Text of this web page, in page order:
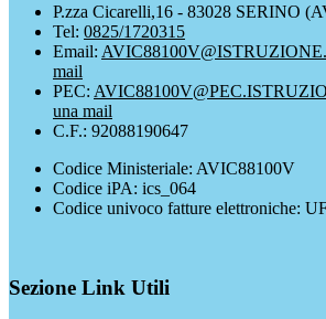
P.zza Cicarelli,16 - 83028 SERINO
Tel: 0825/1720315
Email:
mail
PEC:
una mail
C.F.: 92088190647
Codice Ministeriale: AVIC88100V
Codice iPA: ics_064
Codice univoco fatture elettroniche:
Sezione Link Utili